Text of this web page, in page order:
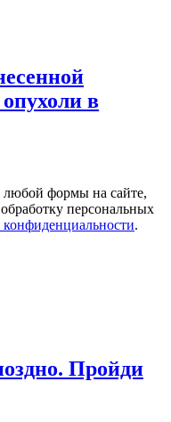
в
любой формы на сайте,
персональных
.
Пройди